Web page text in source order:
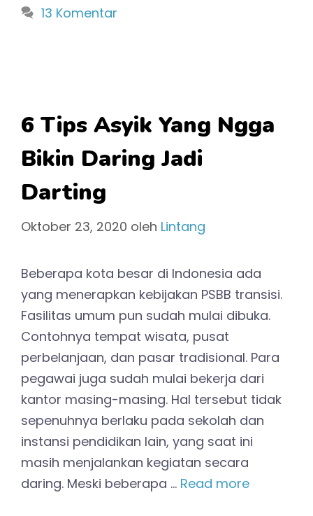
13 Komentar
6 Tips Asyik Yang Ngga
Bikin Daring Jadi
Darting
Oktober 23, 2020 oleh Lintang
Beberapa kota besar di Indonesia ada
yang menerapkan kebijakan PSBB transisi.
Fasilitas umum pun sudah mulai dibuka.
Contohnya tempat wisata, pusat
perbelanjaan, dan pasar tradisional. Para
pegawai juga sudah mulai bekerja dari
kantor masing-masing. Hal tersebut tidak
sepenuhnya berlaku pada sekolah dan
instansi pendidikan lain, yang saat ini
masih menjalankan kegiatan secara
daring. Meski beberapa … Read more